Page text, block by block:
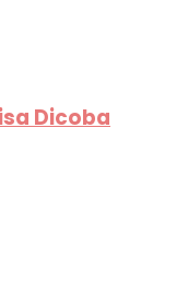
Dicoba